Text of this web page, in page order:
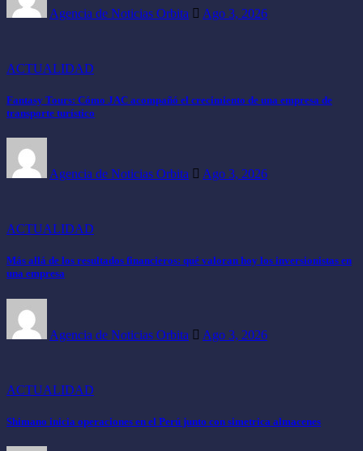
Agencia de Noticias Orbita Ago 3, 2026
ACTUALIDAD
Fantasy Tours: Cómo JAC acompañó el crecimiento de una empresa de
transporte turístico
Agencia de Noticias Orbita Ago 3, 2026
ACTUALIDAD
Más allá de los resultados financieros: qué valoran hoy los inversionistas en
una empresa
Agencia de Noticias Orbita Ago 3, 2026
ACTUALIDAD
Shimano inicia operaciones en el Perú junto con simetrica almacenes